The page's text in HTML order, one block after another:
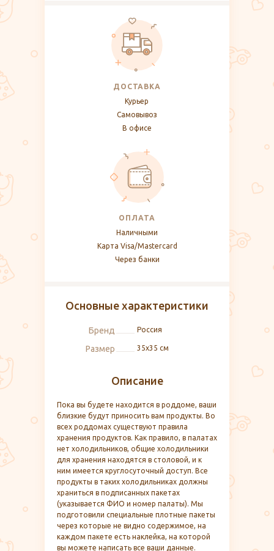
ДОСТАВКА
Курьер
Самовывоз
В офисе
ОПЛАТА
Наличными
Карта Visa/Mastercard
Через банки
Описание
Пока вы будете находится в роддоме, ваши
близкие будут приносить вам продукты. Во
всех роддомах существуют правила
хранения продуктов. Как правило, в палатах
нет холодильников, общие холодильники
для хранения находятся в столовой, и к
ним имеется круглосуточный доступ. Все
продукты в таких холодильниках должны
храниться в подписанных пакетах
(указывается ФИО и номер палаты). Мы
подготовили специальные плотные пакеты
через которые не видно содержимое, на
каждом пакете есть наклейка, на которой
вы можете написать все ваши данные.
Основные характеристики
Бренд Россия
Размер 35x35 см